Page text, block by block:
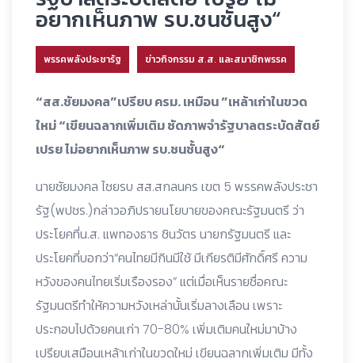
อยากเห็นภาพ รบ.ชนชั้นสูง“
พรรคพลังประชารัฐ ข่าวกิจกรรม ส.ส. และสมาชิกพรรค
“สส.ชัยมงคล”เปรียบ ครม. เหมือน ”เหล้าเก่าในขวด
ใหม่ “เขียนฉลากเพิ่มเติม ซัดภาพจำรัฐบาลตระบัดสัตย์
เปรย ไม่อยากเห็นภาพ รบ.ชนชั้นสูง“
นายชัยมงคล ไชยรบ สส.สกลนคร เขต 5 พรรคพลังประชา
รัฐ(พปชร.)กล่าวอภิปรายนโยบายของคณะรัฐมนตรี ว่า
ประโยคที่น.ส. แพทองธาร ชินวัตร นายกรัฐมนตรี และ
ประโยคที่บอกว่า“คนไทยมีกินมีใช้ มีเกียรติมีศักดิ์ศรี ความ
หวังของคนไทยเริ่มเรืองรอง” แต่เมื่อเห็นรายชื่อคณะ
รัฐมนตรีทำให้ความหวังเหล่านั้นเริ่มลางเลือน เพราะ
ประกอบไปด้วยคนเก่า 70-80% เพิ่มเติมคนใหม่มาบ้าง
เปรียบเสมือนเหล้าเก่าในขวดใหม่ เขียนฉลากเพิ่มเติม มีทั้ง